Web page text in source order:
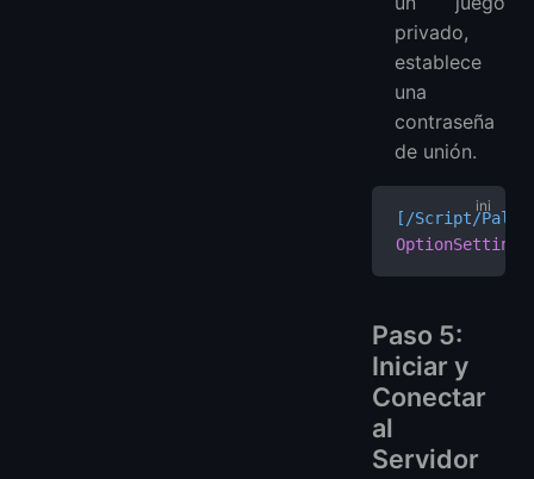
privado,
establece
una
contraseña
de unión.
[/Script/
OptionSettings
Paso 5:
Iniciar y
Conectar
al
Servidor